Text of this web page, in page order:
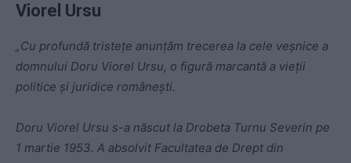
Viorel Ursu
„Cu profundă tristeţe anunţăm trecerea la cele veşnice a
domnului Doru Viorel Ursu, o figură marcantă a vieţii
politice şi juridice româneşti.
Doru Viorel Ursu s-a născut la Drobeta Turnu Severin pe
1 martie 1953. A absolvit Facultatea de Drept din